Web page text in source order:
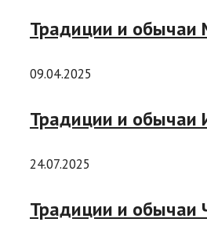
Традиции и обычаи
09.04.2025
Традиции и обычаи
24.07.2025
Традиции и обычаи